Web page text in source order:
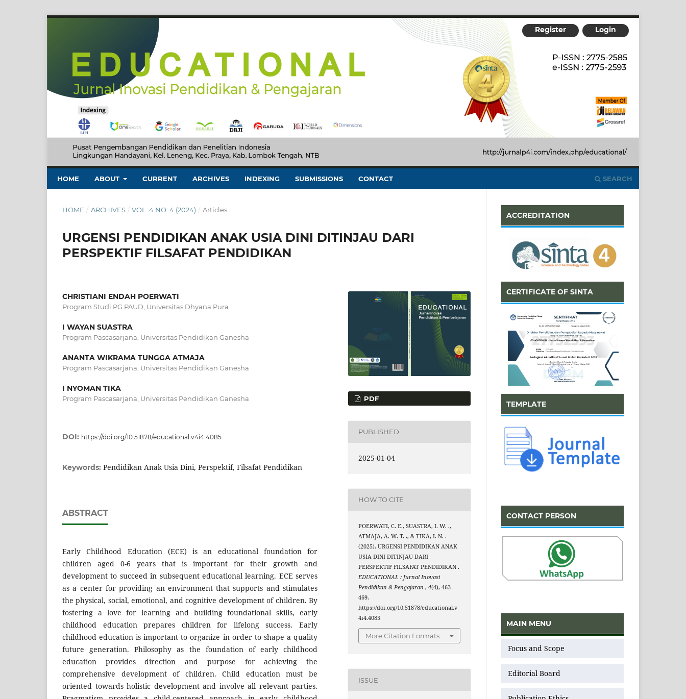
HOME ABOUT CURRENT ARCHIVES INDEXING SUBMISSIONS CONTACT SEARCH
Register Login
HOME / ARCHIVES / VOL. 4 NO. 4 (2024) / Articles
URGENSI PENDIDIKAN ANAK USIA DINI DITINJAU DARI
PERSPEKTIF FILSAFAT PENDIDIKAN
CHRISTIANI ENDAH POERWATI
Program Studi PG PAUD, Universitas Dhyana Pura
I WAYAN SUASTRA
Program Pascasarjana, Universitas Pendidikan Ganesha
ANANTA WIKRAMA TUNGGA ATMAJA
Program Pascasarjana, Universitas Pendidikan Ganesha
I NYOMAN TIKA
Program Pascasarjana, Universitas Pendidikan Ganesha
DOI: https://doi.org/10.51878/educational.v4i4.4085
Keywords: Pendidikan Anak Usia Dini, Perspektif, Filsafat Pendidikan
ABSTRACT
Early Childhood Education (ECE) is an educational foundation for
children aged 0-6 years that is important for their growth and
development to succeed in subsequent educational learning. ECE serves
as a center for providing an environment that supports and stimulates
the physical, social, emotional, and cognitive development of children. By
fostering a love for learning and building foundational skills, early
childhood education prepares children for lifelong success. Early
childhood education is important to organize in order to shape a quality
future generation. Philosophy as the foundation of early childhood
education provides direction and purpose for achieving the
comprehensive development of children. Child education must be
oriented towards holistic development and involve all relevant parties.
PDF
PUBLISHED
2025-01-04
HOW TO CITE
POERWATI, C. E., SUASTRA, I. W. .,
ATMAJA, A. W. T. ., & TIKA, I. N. .
(2025). URGENSI PENDIDIKAN ANAK
USIA DINI DITINJAU DARI
PERSPEKTIF FILSAFAT PENDIDIKAN .
EDUCATIONAL : Jurnal Inovasi
Pendidikan & Pengajaran,4(4), 463–
469.
https://doi.org/10.51878/educational.v
4i4.4085
More Citation Formats
ISSUE
ACCREDITATION
CERTIFICATE OF SINTA
TEMPLATE
CONTACT PERSON
MAIN MENU
Focus and Scope
Editorial Board